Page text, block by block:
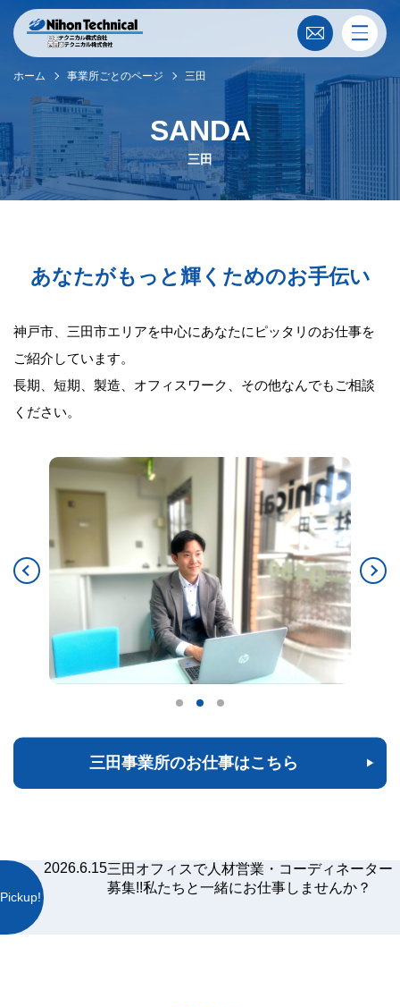
ホーム 事業所ごとのページ 三田
SANDA
三田
あなたがもっと輝くためのお手伝い
神戸市、三田市エリアを中心にあなたにピッタリのお仕事を
ご紹介しています。
長期、短期、製造、オフィスワーク、その他なんでもご相談
ください。
三田事業所のお仕事はこちら
Pickup!
2026.6.15三田オフィスで人材営業・コーディネーター
募集!!私たちと一緒にお仕事しませんか？